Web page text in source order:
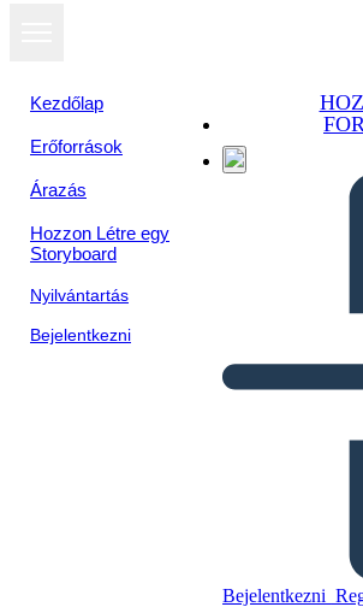
Kezdőlap
Erőforrások
Árazás
Hozzon Létre egy
Storyboard
Nyilvántartás
Bejelentkezni
Bejelentkezni
Conexión de